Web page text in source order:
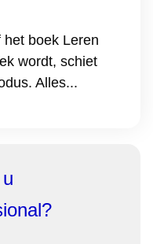
boek Leren
wordt, schiet
Alles...